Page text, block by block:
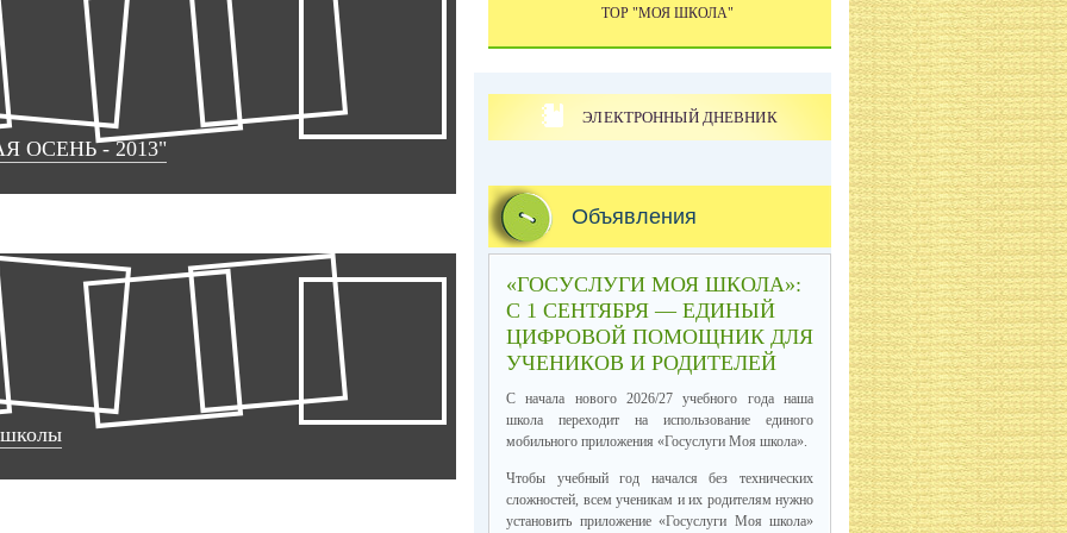
ОСЕНЬ - 2013"
ТОР "МОЯ ШКОЛА"
ЭЛЕКТРОННЫЙ ДНЕВНИК
Объявления
«ГОСУСЛУГИ МОЯ ШКОЛА»:
С 1 СЕНТЯБРЯ — ЕДИНЫЙ
ЦИФРОВОЙ ПОМОЩНИК ДЛЯ
УЧЕНИКОВ И РОДИТЕЛЕЙ
С начала нового 2026/27 учебного года наша
школа переходит на использование единого
мобильного приложения «Госуслуги Моя школа».
Чтобы учебный год начался без технических
сложностей, всем ученикам и их родителям нужно
установить приложение «Госуслуги Моя школа»